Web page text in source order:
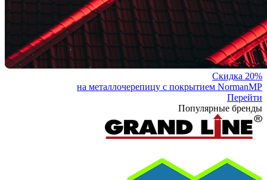
Скидка 20%
на металлочерепицу с покрытием NormanMP
Перейти
Популярные бренды